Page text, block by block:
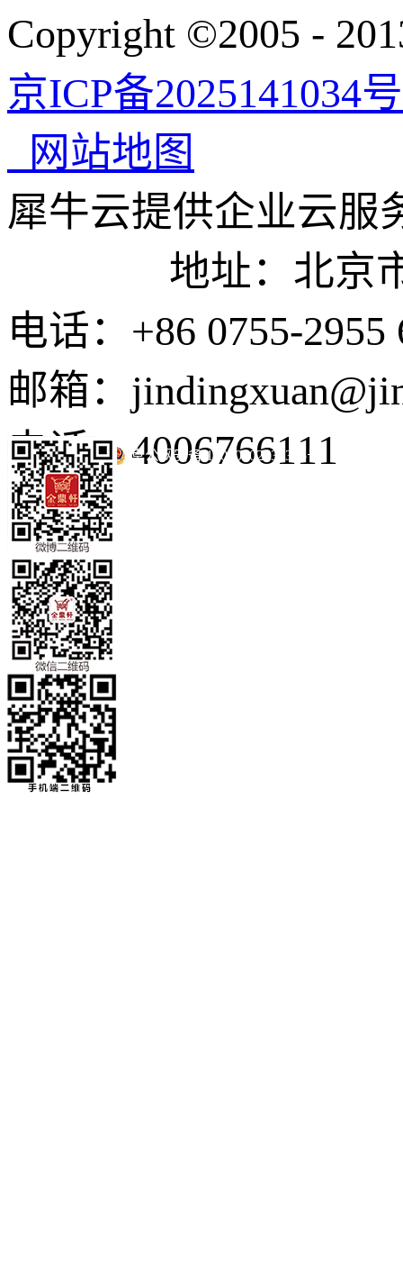
Copyright ©2005 -
京ICP备2025141034
网站地图
犀牛云提供企业云服
地址：北京市东
电话：+86 0755-2955
邮箱：
电话：4006766111
京公网安备 11010502035345号